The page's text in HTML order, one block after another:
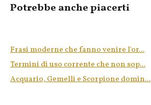
Potrebbe anche piacerti
Frasi moderne che fanno venire l'or...
Termini di uso corrente che non sop...
Acquario, Gemelli e Scorpione domin...